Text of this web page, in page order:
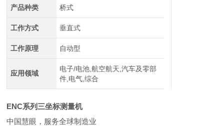
产品种类 桥式
工作方式 垂直式
工作原理 自动型
应用领域
电子/电池,航空航天,汽车及零部
件,电气,综合
ENC系列三坐标测量机
中国慧眼，服务全球制造业